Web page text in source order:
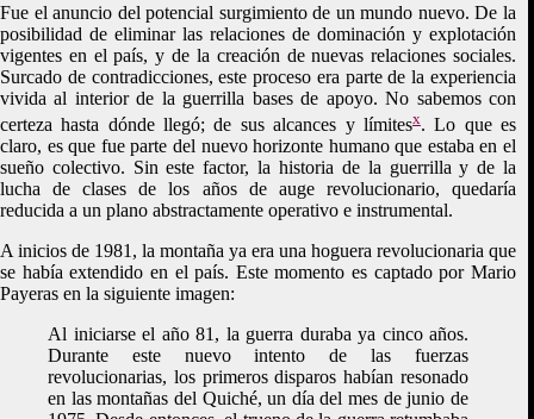
Fue el anuncio del potencial surgimiento de un mundo nuevo. De la
posibilidad de eliminar las relaciones de dominación y explotación
vigentes en el país, y de la creación de nuevas relaciones sociales.
Surcado de contradicciones, este proceso era parte de la experiencia
vivida al interior de la guerrilla bases de apoyo. No sabemos con
certeza hasta dónde llegó; de sus alcances y límitesx. Lo que es
claro, es que fue parte del nuevo horizonte humano que estaba en el
sueño colectivo. Sin este factor, la historia de la guerrilla y de la
lucha de clases de los años de auge revolucionario, quedaría
reducida a un plano abstractamente operativo e instrumental.
A inicios de 1981, la montaña ya era una hoguera revolucionaria que
se había extendido en el país. Este momento es captado por Mario
Payeras en la siguiente imagen:
Al iniciarse el año 81, la guerra duraba ya cinco años.
Durante este nuevo intento de las fuerzas
revolucionarias, los primeros disparos habían resonado
en las montañas del Quiché, un día del mes de junio de